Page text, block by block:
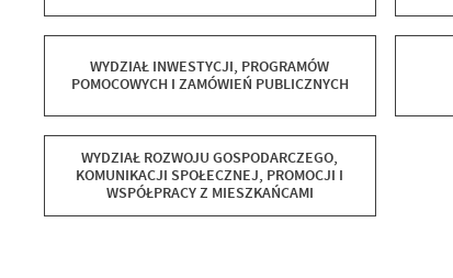
WYDZIAŁ INWESTYCJI, PROGRAMÓW
POMOCOWYCH I ZAMÓWIEŃ PUBLICZNYCH
WYDZIAŁ ROZWOJU GOSPODARCZEGO,
KOMUNIKACJI SPOŁECZNEJ, PROMOCJI I
WSPÓŁPRACY Z MIESZKAŃCAMI